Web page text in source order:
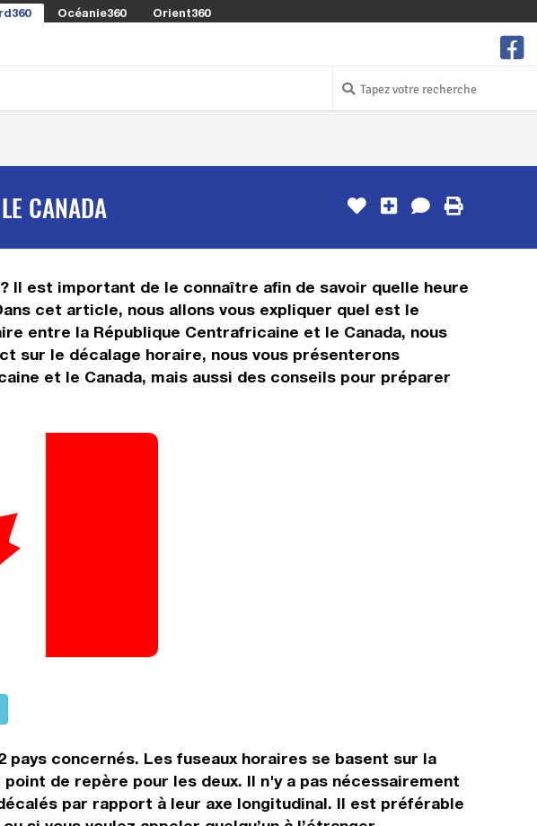
Océanie360 Orient360
CANADA
Il est important de le connaître afin de savoir quelle heure
cet article, nous allons vous expliquer quel est le
entre la République Centrafricaine et le Canada, nous
sur le décalage horaire, nous vous présenterons
et le Canada, mais aussi des conseils pour préparer
concernés. Les fuseaux horaires se basent sur la
de repère pour les deux. Il n'y a pas nécessairement
par rapport à leur axe longitudinal. Il est préférable